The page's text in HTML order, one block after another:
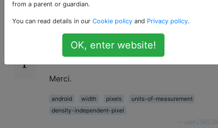
un pixel indépendant du périphérique ou un
pixel physique? Par exemple, setWidth (100)
définit-il la largeur d'une vue sur 100 creux
ou 100 px?
Merci.
android width pixels
units-of-measurement
density-independent-pixel
user256239
from a parent or guardian.
You can read details in our Cookie policy and Privacy policy.
OK, enter website!